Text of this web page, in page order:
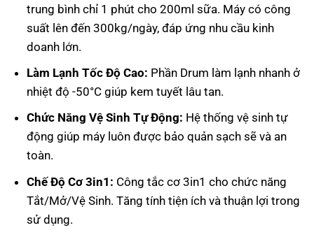
trung bình chỉ 1 phút cho 200ml sữa. Máy có công
suất lên đến 300kg/ngày, đáp ứng nhu cầu kinh
doanh lớn.
Làm Lạnh Tốc Độ Cao: Phần Drum làm lạnh nhanh ở
nhiệt độ -50°C giúp kem tuyết lâu tan.
Chức Năng Vệ Sinh Tự Động: Hệ thống vệ sinh tự
động giúp máy luôn được bảo quản sạch sẽ và an
toàn.
Chế Độ Cơ 3in1: Công tắc cơ 3in1 cho chức năng
Tắt/Mở/Vệ Sinh. Tăng tính tiện ích và thuận lợi trong
sử dụng.